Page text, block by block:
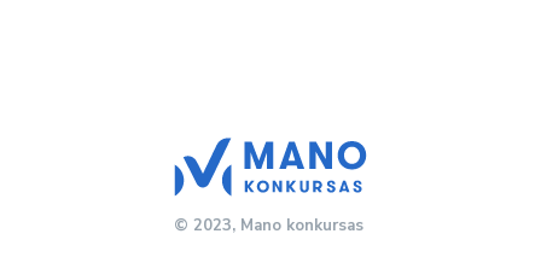
© 2023, Mano konkursas